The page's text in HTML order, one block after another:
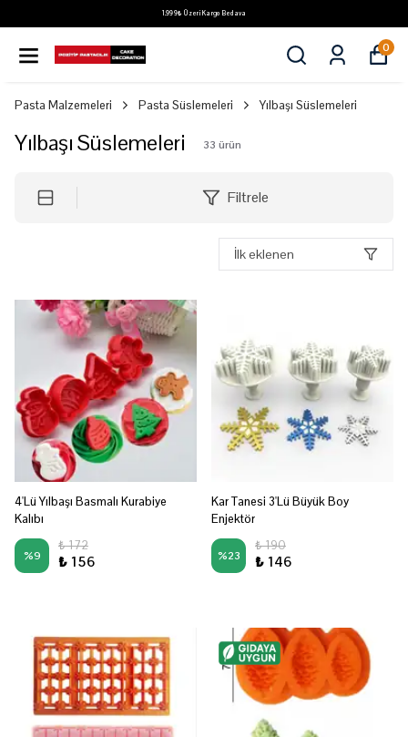
1.999₺ Üzeri Kargo Bedava
0
Pasta Malzemeleri Pasta Süslemeleri Yılbaşı Süslemeleri
Yılbaşı Süslemeleri 33 ürün
Filtrele
İlk eklenen
4'Lü Yılbaşı Basmalı Kurabiye
Kalıbı
%9
₺ 172
₺ 156
Kar Tanesi 3'Lü Büyük Boy
Enjektör
%23
₺ 190
₺ 146